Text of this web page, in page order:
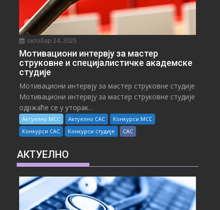
октобар 24, 2025
Мотивациони интервју за мастер
струковне и специјалистичке академске
студије
Мотивациони интервју за мастер струковне студије
Мотивациони интервју за мастер струковне студије
одржаће се у уторак...
Актуелно МСС Актуелно САС
Конкурси МСС
Конкурси САС
Конкурси студије САС
АКТУЕЛНО